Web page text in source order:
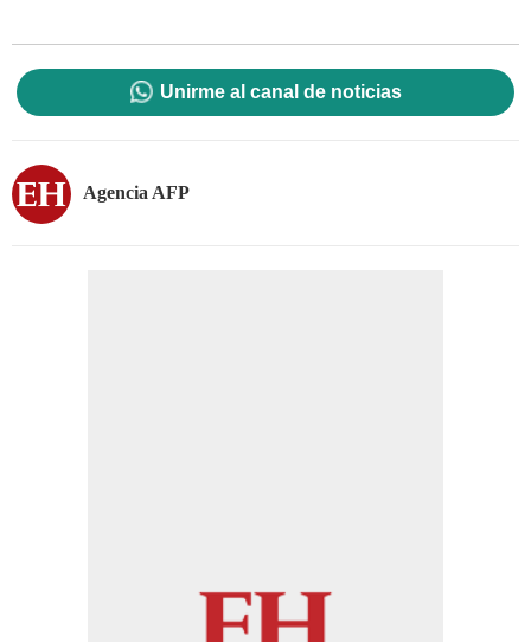
Unirme al canal de noticias
Agencia AFP